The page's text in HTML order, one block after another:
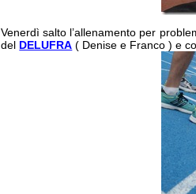
Venerdì salto l’allenamento per
del DELUFRA ( Denise e Franco ) e